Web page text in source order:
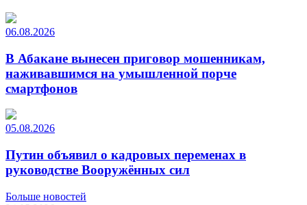
06.08.2026
В Абакане вынесен приговор мошенникам,
наживавшимся на умышленной порче
смартфонов
05.08.2026
Путин объявил о кадровых переменах в
руководстве Вооружённых сил
Больше новостей